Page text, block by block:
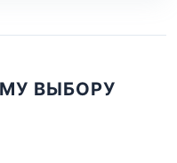
ВЫБОРУ